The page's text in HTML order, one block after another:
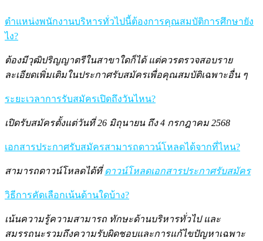
ตำแหน่งพนักงานบริหารทั่วไปนี้ต้องการคุณสมบัติการศึกษายัง
ไง?
ต้องมีวุฒิปริญญาตรีในสาขาใดก็ได้ แต่ควรตรวจสอบราย
ละเอียดเพิ่มเติมในประกาศรับสมัครเพื่อคุณสมบัติเฉพาะอื่น ๆ
ระยะเวลาการรับสมัครเปิดถึงวันไหน?
เปิดรับสมัครตั้งแต่วันที่ 26 มิถุนายน ถึง 4 กรกฎาคม 2568
เอกสารประกาศรับสมัครสามารถดาวน์โหลดได้จากที่ไหน?
สามารถดาวน์โหลดได้ที่ ดาวน์โหลดเอกสารประกาศรับสมัคร
วิธีการคัดเลือกเน้นด้านใดบ้าง?
เน้นความรู้ความสามารถ ทักษะด้านบริหารทั่วไป และ
สมรรถนะรวมถึงความรับผิดชอบและการแก้ไขปัญหาเฉพาะ